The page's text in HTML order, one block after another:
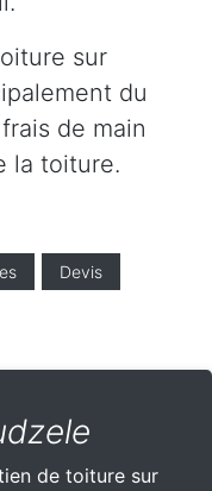
sur
du
de main
la toiture.
Devis
de toiture sur